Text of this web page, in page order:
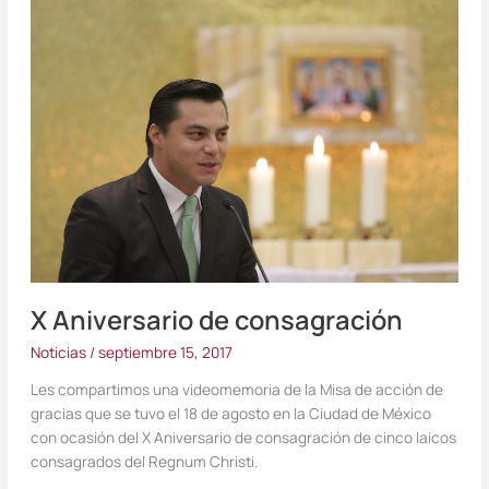
X Aniversario de consagración
Noticias/septiembre 15, 2017
Les compartimos una videomemoria de la Misa de acción de
gracias que se tuvo el 18 de agosto en la Ciudad de México
con ocasión del X Aniversario de consagración de cinco laicos
consagrados del Regnum Christi.